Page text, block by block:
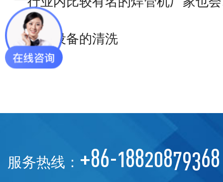
焊管设备的清洗
服务热线： +86-18820879368